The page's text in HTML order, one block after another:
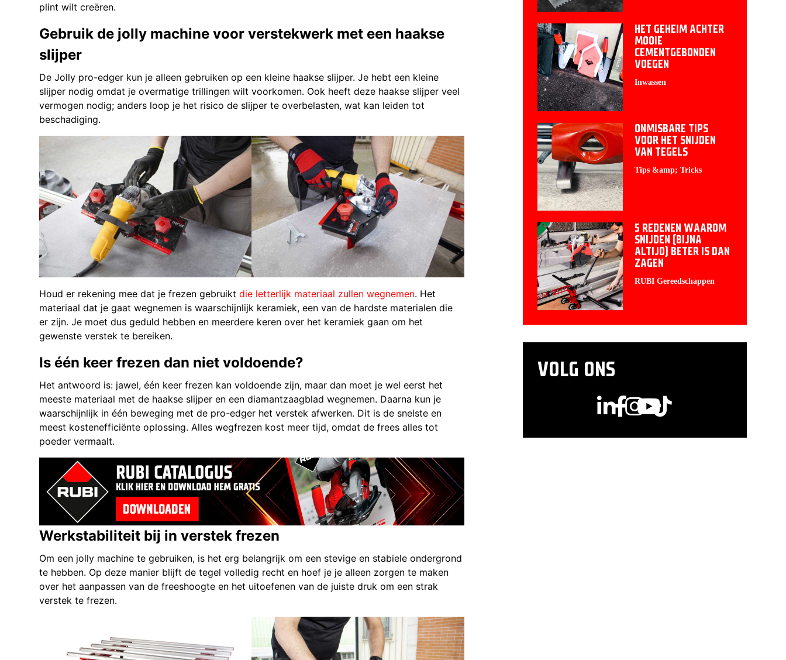
plint wilt creëren.
Gebruik de jolly machine voor verstekwerk met een haakse
slijper
De Jolly pro-edger kun je alleen gebruiken op een kleine haakse slijper. Je hebt een kleine
slijper nodig omdat je overmatige trillingen wilt voorkomen. Ook heeft deze haakse slijper veel
vermogen nodig; anders loop je het risico de slijper te overbelasten, wat kan leiden tot
beschadiging.
Houd er rekening mee dat je frezen gebruikt die letterlijk materiaal zullen wegnemen. Het
materiaal dat je gaat wegnemen is waarschijnlijk keramiek, een van de hardste materialen die
er zijn. Je moet dus geduld hebben en meerdere keren over het keramiek gaan om het
gewenste verstek te bereiken.
Is één keer frezen dan niet voldoende?
Het antwoord is: jawel, één keer frezen kan voldoende zijn, maar dan moet je wel eerst het
meeste materiaal met de haakse slijper en een diamantzaagblad wegnemen. Daarna kun je
waarschijnlijk in één beweging met de pro-edger het verstek afwerken. Dit is de snelste en
meest kostenefficiënte oplossing. Alles wegfrezen kost meer tijd, omdat de frees alles tot
poeder vermaalt.
Werkstabiliteit bij in verstek frezen
Om een jolly machine te gebruiken, is het erg belangrijk om een stevige en stabiele ondergrond
te hebben. Op deze manier blijft de tegel volledig recht en hoef je je alleen zorgen te maken
over het aanpassen van de freeshoogte en het uitoefenen van de juiste druk om een strak
verstek te frezen.
HET GEHEIM ACHTER
MOOIE
CEMENTGEBONDEN
VOEGEN
Inwassen
ONMISBARE TIPS
VOOR HET SNIJDEN
VAN TEGELS
Tips &amp; Tricks
5 REDENEN WAAROM
SNIJDEN (BIJNA
ALTIJD) BETER IS DAN
ZAGEN
RUBI Gereedschappen
VOLG ONS